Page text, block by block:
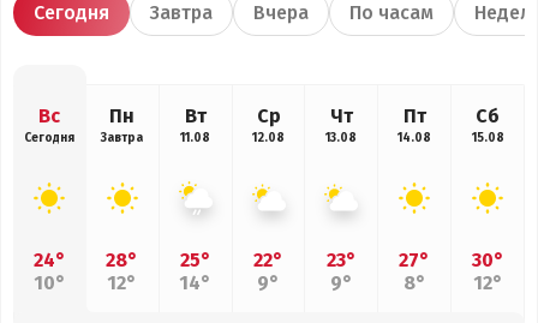
Сегодня Завтра Вчера По часам
Вс
Сегодня
24°
10°
Пн
Завтра
28°
12°
Вт
11.08
25°
14°
Ср
12.08
22°
9°
Чт
13.08
23°
9°
Пт
14.08
27°
8°
Сб
15.08
30°
12°